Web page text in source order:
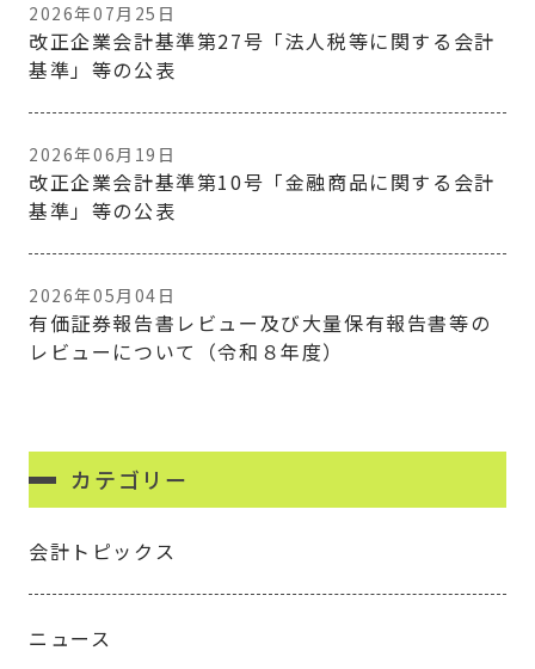
2026年07月25日
改正企業会計基準第27号「法人税等に関する会計
基準」等の公表
2026年06月19日
改正企業会計基準第10号「金融商品に関する会計
基準」等の公表
2026年05月04日
有価証券報告書レビュー及び大量保有報告書等の
レビューについて（令和８年度）
カテゴリー
会計トピックス
ニュース